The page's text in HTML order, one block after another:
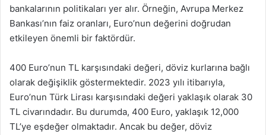
bankalarının politikaları yer alır. Örneğin, Avrupa Merkez
Bankası’nın faiz oranları, Euro’nun değerini doğrudan
etkileyen önemli bir faktördür.
400 Euro’nun TL karşısındaki değeri, döviz kurlarına bağlı
olarak değişiklik göstermektedir. 2023 yılı itibarıyla,
Euro’nun Türk Lirası karşısındaki değeri yaklaşık olarak 30
TL civarındadır. Bu durumda, 400 Euro, yaklaşık 12,000
TL’ye eşdeğer olmaktadır. Ancak bu değer, döviz